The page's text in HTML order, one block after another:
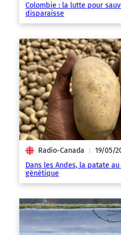
Colombie : la lutte pour
disparaisse
Radio-Canada | 19/05/
Dans les Andes, la patate
génétique